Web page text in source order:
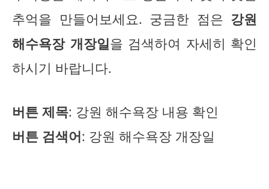
추억을 만들어보세요. 궁금한 점은 강원
해수욕장 개장일을 검색하여 자세히 확인
하시기 바랍니다.
버튼 제목: 강원 해수욕장 내용 확인
버튼 검색어: 강원 해수욕장 개장일